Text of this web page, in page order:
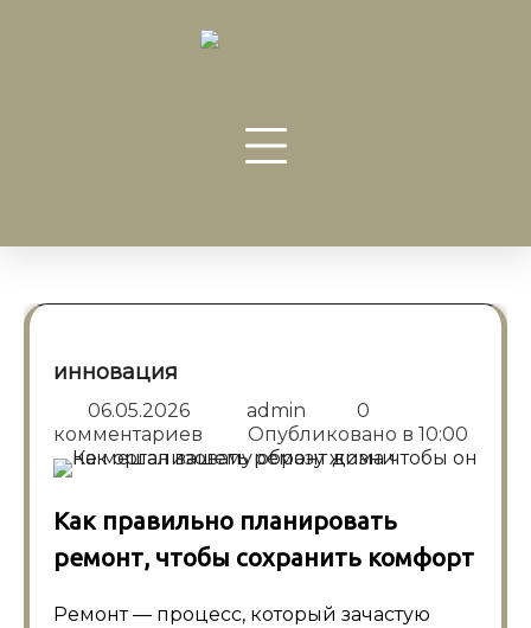
инновация
06.05.2026 admin
0
комментариев
Опубликовано в 10:00
Как правильно планировать
ремонт, чтобы сохранить комфорт
Ремонт — процесс, который зачастую